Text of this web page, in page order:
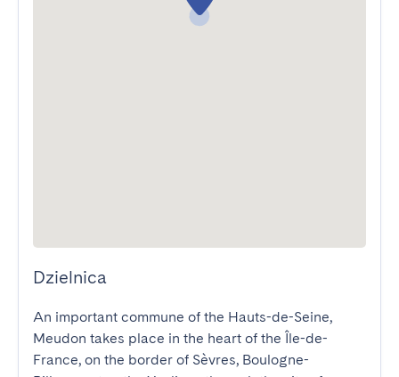
Dzielnica
An important commune of the Hauts-de-Seine,
Meudon takes place in the heart of the Île-de-
France, on the border of Sèvres, Boulogne-